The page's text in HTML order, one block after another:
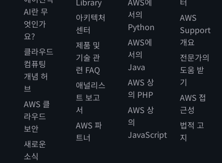
AI란 무
엇인가
요?
클라우드
컴퓨팅
개념 허
브
AWS 클
라우드
보안
새로운
소식
아키텍처
센터
제품 및
기술 관
련 FAQ
애널리스
트 보고
서
AWS 파
트너
서의
Python
AWS에
서의
Java
AWS 상
의 PHP
AWS 상
의
JavaScript
AWS
Support
개요
전문가의
도움 받
기
AWS 접
근성
법적 고
지